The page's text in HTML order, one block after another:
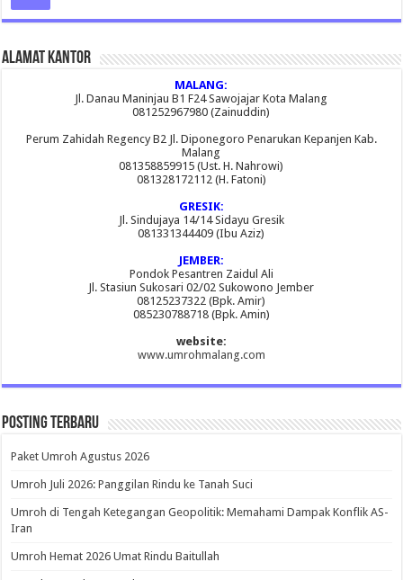
Alamat Kantor
MALANG:
Jl. Danau Maninjau B1 F24 Sawojajar Kota Malang
081252967980 (Zainuddin)
Perum Zahidah Regency B2 Jl. Diponegoro Penarukan Kepanjen Kab.
Malang
081358859915 (Ust. H. Nahrowi)
081328172112 (H. Fatoni)
GRESIK:
Jl. Sindujaya 14/14 Sidayu Gresik
081331344409 (Ibu Aziz)
JEMBER:
Pondok Pesantren Zaidul Ali
Jl. Stasiun Sukosari 02/02 Sukowono Jember
08125237322 (Bpk. Amir)
085230788718 (Bpk. Amin)
website:
www.umrohmalang.com
Posting Terbaru
Paket Umroh Agustus 2026
Umroh Juli 2026: Panggilan Rindu ke Tanah Suci
Umroh di Tengah Ketegangan Geopolitik: Memahami Dampak Konflik AS-
Iran
Umroh Hemat 2026 Umat Rindu Baitullah